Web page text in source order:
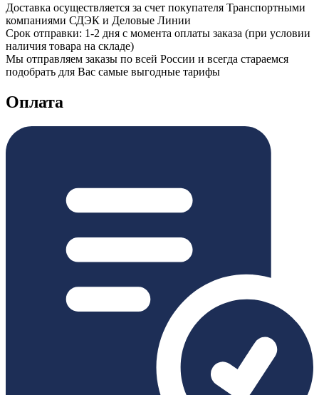
Доставка осуществляется за счет покупателя Транспортными
компаниями СДЭК и Деловые Линии
Срок отправки: 1-2 дня с момента оплаты заказа (при условии
наличия товара на складе)
Мы отправляем заказы по всей России и всегда стараемся
подобрать для Вас самые выгодные тарифы
Оплата